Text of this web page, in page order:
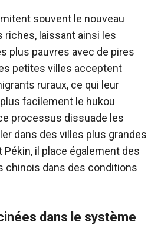
souvent le nouveau
riches, laissant ainsi les
plus pauvres avec de pires
petites villes acceptent
ruraux, ce qui leur
facilement le hukou
processus dissuade les
dans des villes plus grandes
Pékin, il place également des
chinois dans des conditions
dans le système